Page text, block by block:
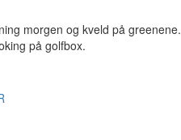
morgen og kveld på greenene.
på golfbox.